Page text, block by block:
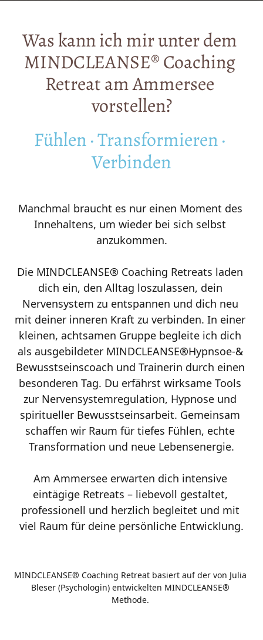
Was kann ich mir unter
MINDCLEANSE®
Retreat am
vorstellen?
Fühlen · Transformieren
Verbinden
Manchmal braucht es nur einen Moment des
Innehaltens, um wieder bei sich selbst
anzukommen.
Die MINDCLEANSE® Coaching Retreats laden
dich ein, den Alltag loszulassen, dein
Nervensystem zu entspannen und dich neu
mit deiner inneren Kraft zu verbinden. In einer
kleinen, achtsamen Gruppe begleite ich dich
als ausgebildeter MINDCLEANSE®Hypnsoe-&
Bewusstseinscoach und Trainerin durch einen
besonderen Tag. Du erfährst wirksame Tools
zur Nervensystemregulation, Hypnose und
spiritueller Bewusstseinsarbeit. Gemeinsam
schaffen wir Raum für tiefes Fühlen, echte
Transformation und neue Lebensenergie.
Am Ammersee erwarten dich intensive
eintägige Retreats – liebevoll gestaltet,
professionell und herzlich begleitet und mit
viel Raum für deine persönliche Entwicklung.
MINDCLEANSE® Coaching Retreat basiert auf der von Julia
Bleser (Psychologin) entwickelten MINDCLEANSE®